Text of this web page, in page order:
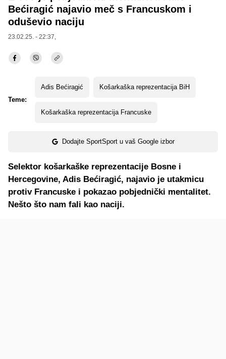
Bećiragić najavio meč s Francuskom i
oduševio naciju
23.02.25. - 22:37,
Teme:
Adis Bećiragić Košarkaška reprezentacija BiH
Košarkaška reprezentacija Francuske
Dodajte SportSport u vaš Google izbor
Selektor košarkaške reprezentacije Bosne i
Hercegovine, Adis Bećiragić, najavio je utakmicu
protiv Francuske i pokazao pobjednički mentalitet.
Nešto što nam fali kao naciji.